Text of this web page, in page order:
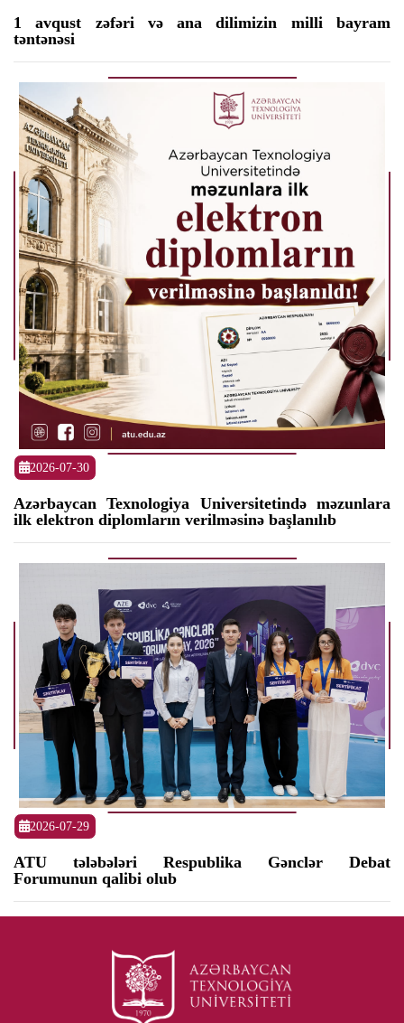
1 avqust zəfəri və ana dilimizin milli bayram
təntənəsi
2026-07-30
Azərbaycan Texnologiya Universitetində məzunlara
ilk elektron diplomların verilməsinə başlanılıb
2026-07-29
ATU tələbələri Respublika Gənclər Debat
Forumunun qalibi olub